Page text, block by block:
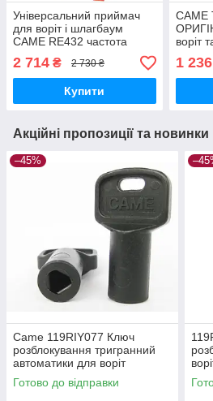
Універсальний приймач
для воріт і шлагбаум
CAME RE432 частота
2 714 ₴ 2 730 ₴
Купити
CAME
воріт
для
1 236
Акційні пропозиції та новинки
–45%
Came 119RIY077 Ключ
розблокування тригранний
автоматики для воріт
Готово до відправки